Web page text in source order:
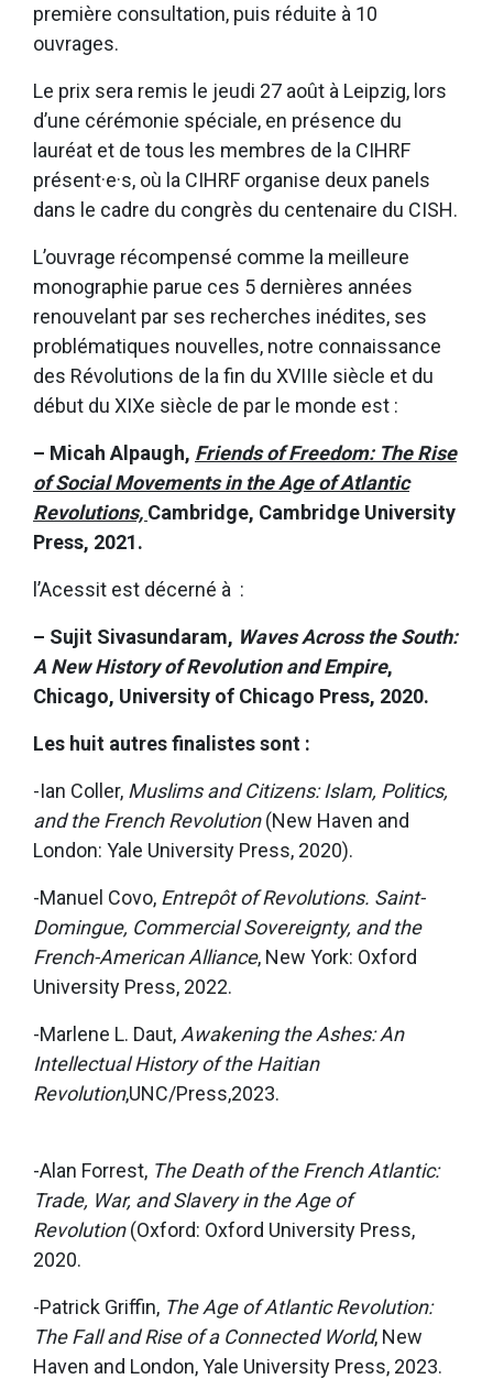
première consultation, puis réduite à 10
ouvrages.
Le prix sera remis le jeudi 27 août à Leipzig, lors
d’une cérémonie spéciale, en présence du
lauréat et de tous les membres de la CIHRF
présent·e·s, où la CIHRF organise deux panels
dans le cadre du congrès du centenaire du CISH.
L’ouvrage récompensé comme la meilleure
monographie parue ces 5 dernières années
renouvelant par ses recherches inédites, ses
problématiques nouvelles, notre connaissance
des Révolutions de la fin du XVIIIe siècle et du
début du XIXe siècle de par le monde est :
– Micah Alpaugh, Friends of Freedom: The Rise
of Social Movements in the Age of Atlantic
Revolutions, Cambridge, Cambridge University
Press, 2021.
l’Acessit est décerné à :
– Sujit Sivasundaram, Waves Across the South:
A New History of Revolution and Empire,
Chicago, University of Chicago Press, 2020.
Les huit autres finalistes sont :
-Ian Coller, Muslims and Citizens: Islam, Politics,
and the French Revolution(New Haven and
London: Yale University Press, 2020).
-Manuel Covo, Entrepôt of Revolutions. Saint-
Domingue, Commercial Sovereignty, and the
French-American Alliance, New York: Oxford
University Press, 2022.
-Marlene L. Daut, Awakening the Ashes: An
Intellectual History of the Haitian
Revolution,UNC/Press,2023.
-Alan Forrest, The Death of the French Atlantic:
Trade, War, and Slavery in the Age of
Revolution(Oxford: Oxford University Press,
2020.
-Patrick Griffin, The Age of Atlantic Revolution:
The Fall and Rise of a Connected World, New
Haven and London, Yale University Press, 2023.